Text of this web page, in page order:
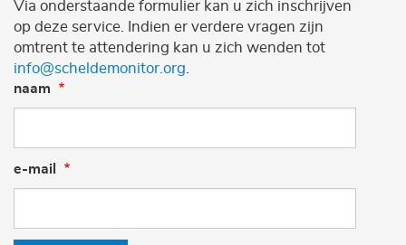
Via onderstaande formulier kan u zich inschrijven
op deze service. Indien er verdere vragen zijn
omtrent te attendering kan u zich wenden tot
info@scheldemonitor.org
naam
e-mail